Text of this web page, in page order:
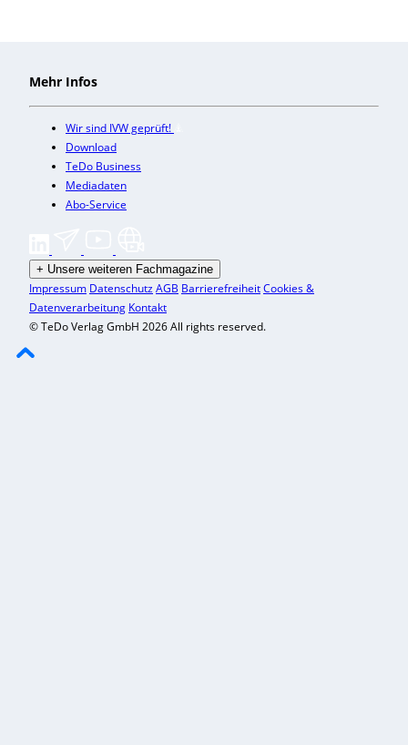
Mehr Infos
Wir sind IVW geprüft!
Download
TeDo Business
Mediadaten
Abo-Service
+ Unsere weiteren Fachmagazine
Impressum DatenschutzAGB BarrierefreiheitCookies &
Datenverarbeitung Kontakt
© TeDo Verlag GmbH 2026 All rights reserved.